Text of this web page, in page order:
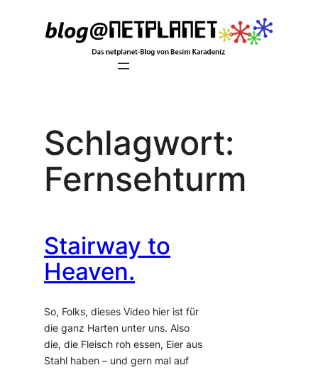
Schlagwort:
Fernsehturm
Stairway to
Heaven.
So, Folks, dieses Video hier ist für
die ganz Harten unter uns. Also
die, die Fleisch roh essen, Eier aus
Stahl haben – und gern mal auf